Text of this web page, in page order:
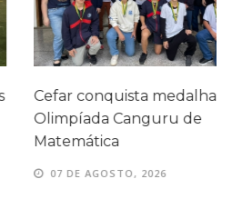
Cefar conquista medalhas na
Olimpíada Canguru de
Matemática
07 DE AGOSTO, 2026